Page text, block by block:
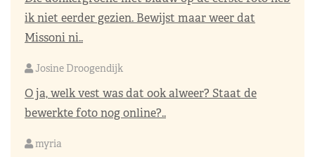
ik niet eerder gezien. Bewijst maar weer dat
Missoni ni..
Josine Droogendijk
O ja, welk vest was dat ook alweer? Staat de
bewerkte foto nog online?..
myria